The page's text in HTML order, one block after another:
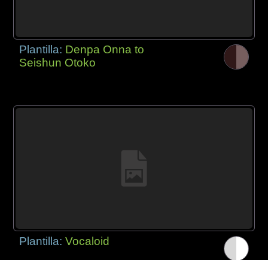
Plantilla: Denpa Onna to
Seishun Otoko
Plantilla:Vocaloid